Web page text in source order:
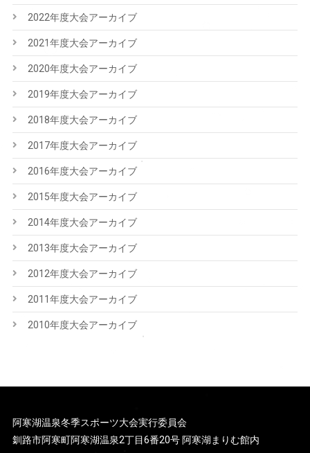
2022年度大会アーカイブ
2021年度大会アーカイブ
2020年度大会アーカイブ
2019年度大会アーカイブ
2018年度大会アーカイブ
2017年度大会アーカイブ
2016年度大会アーカイブ
2015年度大会アーカイブ
2014年度大会アーカイブ
2013年度大会アーカイブ
2012年度大会アーカイブ
2011年度大会アーカイブ
2010年度大会アーカイブ
阿寒湖温泉冬季スポーツ大会実行委員会
釧路市阿寒町阿寒湖温泉2丁目6番20号 阿寒湖まりむ館内